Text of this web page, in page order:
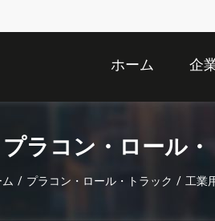
ホーム 企
プラコン・ロール
ム / プラコン・ロール・トラック / 工業